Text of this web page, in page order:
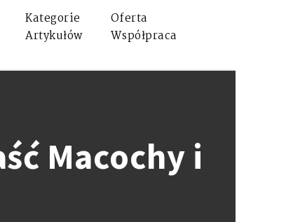
Kategorie
Artykułów
Oferta
Współpraca
Macochy i